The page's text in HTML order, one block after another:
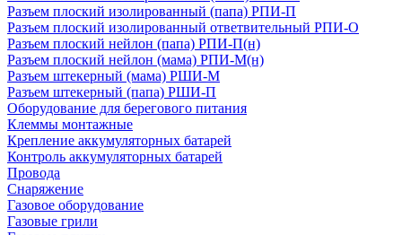
Разъем плоский изолированный (папа) РПИ-П
Разъем плоский изолированный ответвительный РПИ-О
Разъем плоский нейлон (папа) РПИ-П(н)
Разъем плоский нейлон (мама) РПИ-М(н)
Разъем штекерный (мама) РШИ-М
Разъем штекерный (папа) РШИ-П
Оборудование для берегового питания
Клеммы монтажные
Крепление аккумуляторных батарей
Контроль аккумуляторных батарей
Провода
Снаряжение
Газовое оборудование
Газовые грили